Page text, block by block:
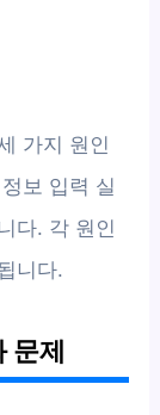
가지 원인
보 입력 실
다. 각 원인
니다.
문제